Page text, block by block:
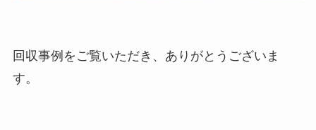
回収事例をご覧いただき、ありがとうございま
す。